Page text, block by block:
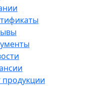
продукции